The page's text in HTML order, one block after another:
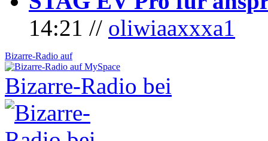
14:21 // oliwiaaxxxa1
Bizarre-Radio auf
Bizarre-Radio bei